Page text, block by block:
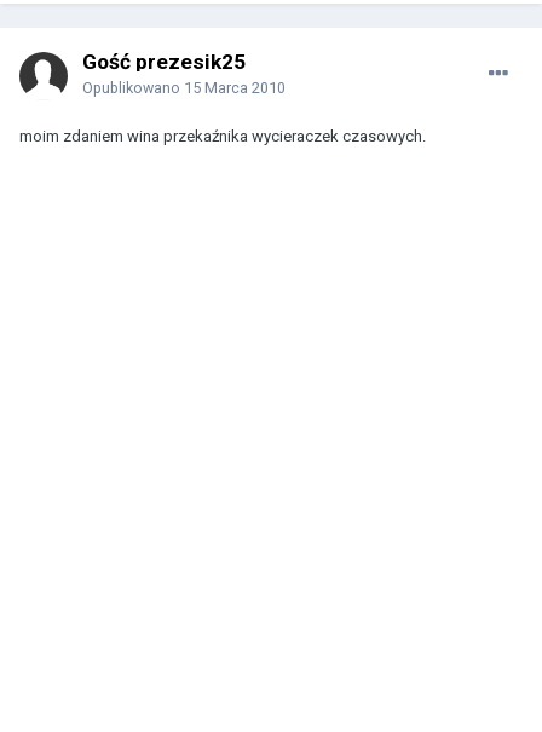
Gość prezesik25
Opublikowano 15 Marca 2010
moim zdaniem wina przekaźnika wycieraczek czasowych.